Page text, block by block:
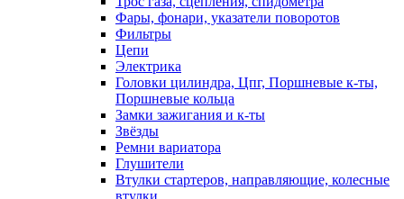
Фары, фонари, указатели поворотов
Фильтры
Цепи
Электрика
Головки цилиндра, Цпг, Поршневые к-ты,
Поршневые кольца
Замки зажигания и к-ты
Звёзды
Ремни вариатора
Глушители
Втулки стартеров, направляющие, колесные
втулки